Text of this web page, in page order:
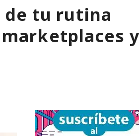
de tu rutina
y